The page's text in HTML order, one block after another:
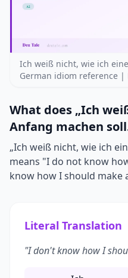
Ich weiß nicht, wie ich
German idiom reference |
What does „Ich
Anfang machen
„Ich weiß nicht, wie ich
means "I do not know
know how I should make
Literal Translation
"I don't know how I